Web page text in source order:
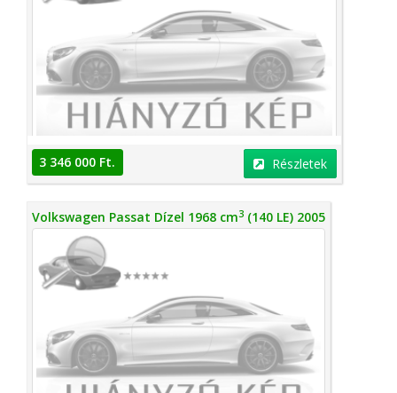
3 346 000 Ft. Részletek
Volkswagen Passat Dízel 1968 cm3 (140 LE) 2005